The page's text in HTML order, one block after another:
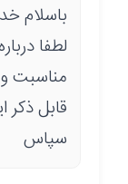
باسلام
لطفا
مناسبت
قابل
سپاس